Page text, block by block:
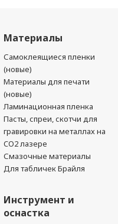
Материалы
Самоклеящиеся пленки
(новые)
Материалы для печати
(новые)
Ламинационная пленка
Пасты, спреи, скотчи для
гравировки на металлах на
CO2 лазере
Смазочные материалы
Для табличек Брайля
Инструмент и
оснастка